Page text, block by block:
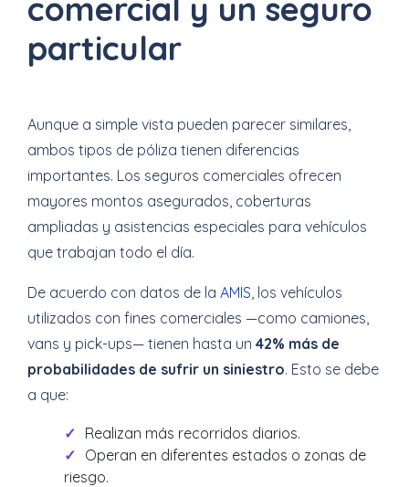
comercial y un seguro
particular
Aunque a simple vista pueden parecer similares,
ambos tipos de póliza tienen diferencias
importantes. Los seguros comerciales ofrecen
mayores montos asegurados, coberturas
ampliadas y asistencias especiales para vehículos
que trabajan todo el día.
De acuerdo con datos de la AMIS , los vehículos
utilizados con fines comerciales —como camiones,
vans y pick-ups— tienen hasta un 42% más de
probabilidades de sufrir un siniestro. Esto se debe
a que:
Realizan más recorridos diarios.
Operan en diferentes estados o zonas de
riesgo.